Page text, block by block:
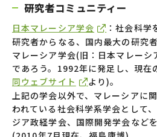
研究者コミュニティー
日本マレーシア学会
：社会科学
研究者からなる、国内最大の研究
マレーシア学会(旧：日本マレーシ
であろう。1992年に発足し、現在
同ウェブサイト
より)。
上記の学会以外で、マレーシアに
われている社会科学系学会として
ジア政経学会、国際開発学会など